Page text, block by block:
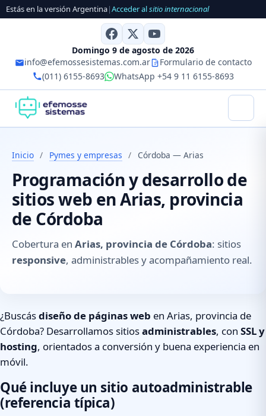
Estás en la versión Argentina|Acceder alsitio internacional
Domingo 9 de agosto de 2026
info@efemossesistemas.com.ar
Formulario de contacto
(011) 6155-8693
WhatsApp +54 9 11 6155-8693
Inicio / Pymes y empresas / Córdoba — Arias
Programación y desarrollo de
sitios web en Arias, provincia
de Córdoba
Cobertura en Arias, provincia de Córdoba: sitios
responsive, administrables y acompañamiento real.
¿Buscásdiseño de páginas web en Arias, provincia de
Córdoba? Desarrollamos sitiosadministrables, con SSL y
hosting, orientados a conversión y buena experiencia en
móvil.
Qué incluye un sitio autoadministrable
(referencia típica)